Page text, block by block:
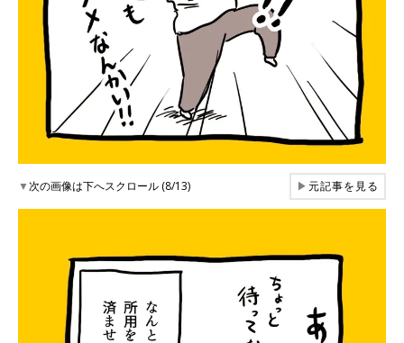
▼次の画像は下へスクロール (8/13) ▶元記事を見る